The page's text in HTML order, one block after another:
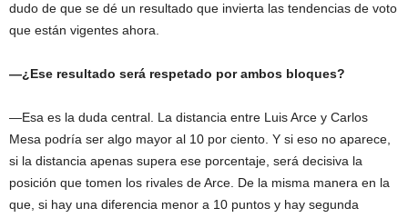
dudo de que se dé un resultado que invierta las tendencias de voto
que están vigentes ahora.
—¿Ese resultado será respetado por ambos bloques?
—Esa es la duda central. La distancia entre Luis Arce y Carlos
Mesa podría ser algo mayor al 10 por ciento. Y si eso no aparece,
si la distancia apenas supera ese porcentaje, será decisiva la
posición que tomen los rivales de Arce. De la misma manera en la
que, si hay una diferencia menor a 10 puntos y hay segunda